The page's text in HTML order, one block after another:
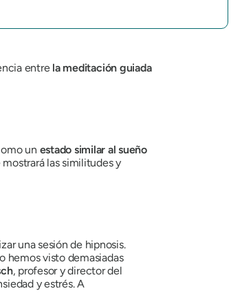
entre la meditación guiada
un estado similar al sueño
las similitudes y
una sesión de hipnosis.
hemos visto demasiadas
, profesor y director del
y estrés. A